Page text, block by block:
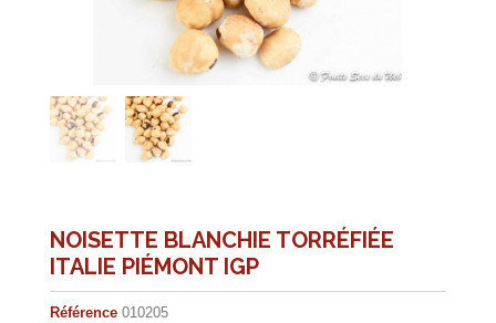
NOISETTE BLANCHIE TORRÉFIÉE
ITALIE PIÉMONT IGP
Référence 010205